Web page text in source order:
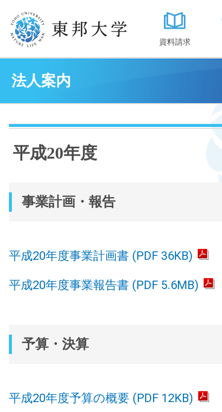
資料請求
法人案内
平成20年度
事業計画・報告
平成20年度事業計画書 (PDF 36KB)
平成20年度事業報告書 (PDF 5.6MB)
予算・決算
平成20年度予算の概要 (PDF 12KB)